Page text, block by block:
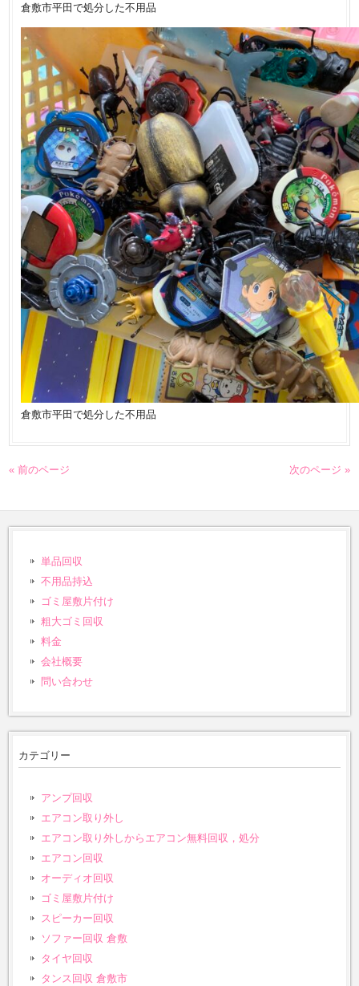
倉敷市平田で処分した不用品
倉敷市平田で処分した不用品
« 前のページ 次のページ »
単品回収
不用品持込
ゴミ屋敷片付け
粗大ゴミ回収
料金
会社概要
問い合わせ
カテゴリー
アンプ回収
エアコン取り外し
エアコン取り外しからエアコン無料回収，処分
エアコン回収
オーディオ回収
ゴミ屋敷片付け
スピーカー回収
ソファー回収 倉敷
タイヤ回収
タンス回収 倉敷市